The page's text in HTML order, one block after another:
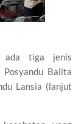
ada tiga jenis
Posyandu Balita
Lansia (lanjut